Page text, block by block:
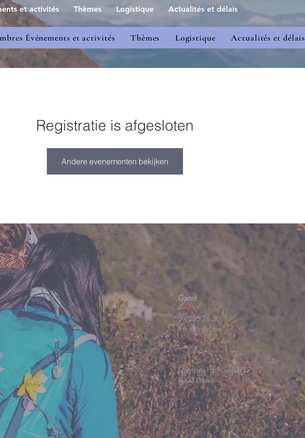
Événements et activités Thèmes Logistique Actualités et délais
et activités Thèmes Logistique Actualités et délais
Registratie is afgesloten
Andere evenementen bekijken
Gand
09/235.26.30
Info@fzovl.be
Dampoortstraat 33-35
9000 Gand